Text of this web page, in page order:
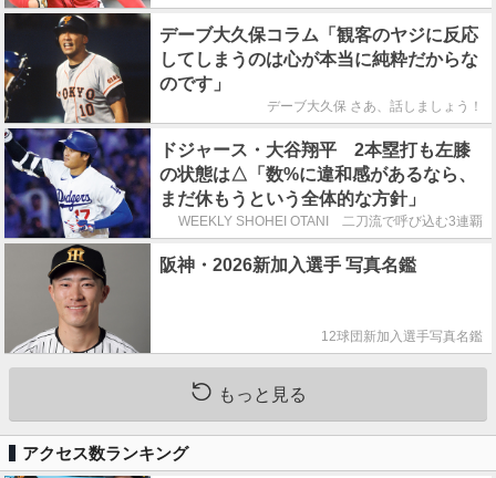
デーブ大久保コラム「観客のヤジに反応
してしまうのは心が本当に純粋だからな
のです」
デーブ大久保 さあ、話しましょう！
ドジャース・大谷翔平 2本塁打も左膝
の状態は△「数%に違和感があるなら、
まだ休もうという全体的な方針」
WEEKLY SHOHEI OTANI 二刀流で呼び込む3連覇
阪神・2026新加入選手 写真名鑑
12球団新加入選手写真名鑑
もっと見る
アクセス数ランキング